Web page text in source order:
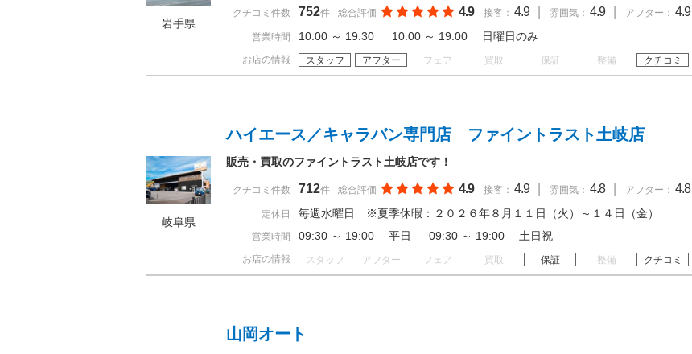
岩手県
クチコミ件数 752件 総合評価 4.9 接客： 4.9 雰囲気： 4.9 アフター： 4.9
営業時間 10:00 ～ 19:30 10:00 ～ 19:00 日曜日のみ
お店の情報 スタッフ アフター フェア 買取 保証 整備 クチコミ
岐阜県
ハイエース／キャラバン専門店 ファイントラスト土岐店
販売・買取のファイントラスト土岐店です！
クチコミ件数 712件 総合評価 4.9 接客： 4.9 雰囲気： 4.8 アフター： 4.8
定休日 毎週水曜日 ※夏季休暇：２０２６年８月１１日（火）～１４日（金）
営業時間 09:30 ～ 19:00 平日 09:30 ～ 19:00 土日祝
お店の情報 スタッフ アフター フェア 買取 保証 整備 クチコミ
山岡オート